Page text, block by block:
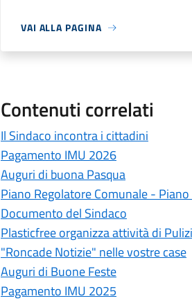
VAI ALLA PAGINA
Contenuti correlati
Il Sindaco incontra i cittadini
Pagamento IMU 2026
Auguri di buona Pasqua
Piano Regolatore Comunale -
Documento del Sindaco
Plasticfree organizza attività di
"Roncade Notizie" nelle vostre case
Auguri di Buone Feste
Pagamento IMU 2025